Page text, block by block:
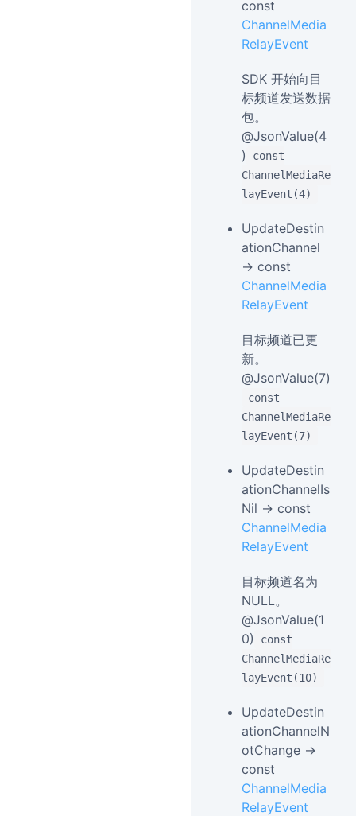
const
ChannelMedia
RelayEvent
SDK 开始向目
标频道发送数据
包。
@JsonValue(4
)
const
ChannelMediaRe
layEvent(4)
UpdateDestin
ationChannel
→ const
ChannelMedia
RelayEvent
目标频道已更
新。
@JsonValue(7)
const
ChannelMediaRe
layEvent(7)
UpdateDestin
ationChannelIs
Nil → const
ChannelMedia
RelayEvent
目标频道名为
NULL。
@JsonValue(1
0)
const
ChannelMediaRe
layEvent(10)
UpdateDestin
ationChannelN
otChange →
const
ChannelMedia
RelayEvent